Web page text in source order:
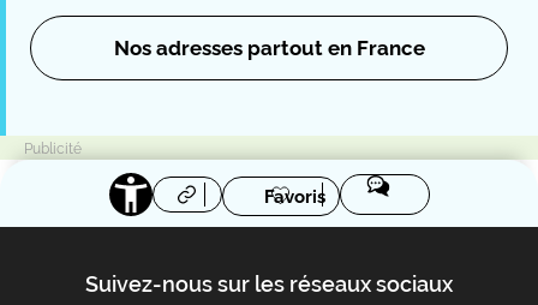
Nos adresses partout en France
Favoris
Suivez-nous sur les réseaux sociaux